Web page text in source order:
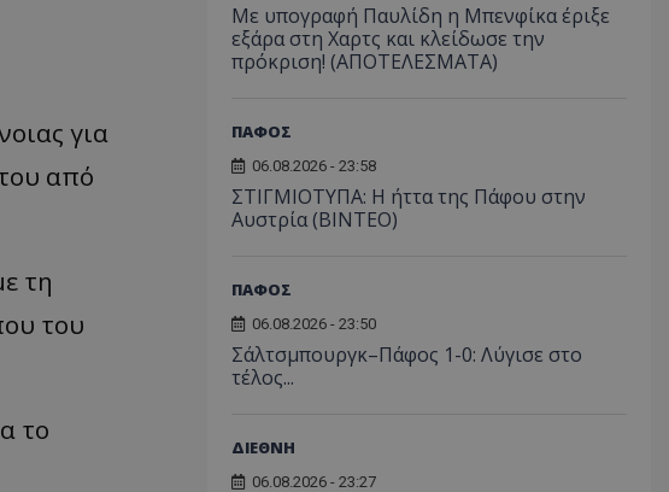
για
από
τη
του
το
Με υπογραφή Παυλίδη η Μπενφίκα έριξε
εξάρα στη Χαρτς και κλείδωσε την
πρόκριση! (ΑΠΟΤΕΛΕΣΜΑΤΑ)
ΠΑΦΟΣ
06.08.2026 - 23:58
ΣΤΙΓΜΙΟΤΥΠΑ: Η ήττα της Πάφου στην
Αυστρία (ΒΙΝΤΕΟ)
ΠΑΦΟΣ
06.08.2026 - 23:50
Σάλτσμπουργκ–Πάφος 1-0: Λύγισε στο
τέλος...
ΔΙΕΘΝΗ
06.08.2026 - 23:27